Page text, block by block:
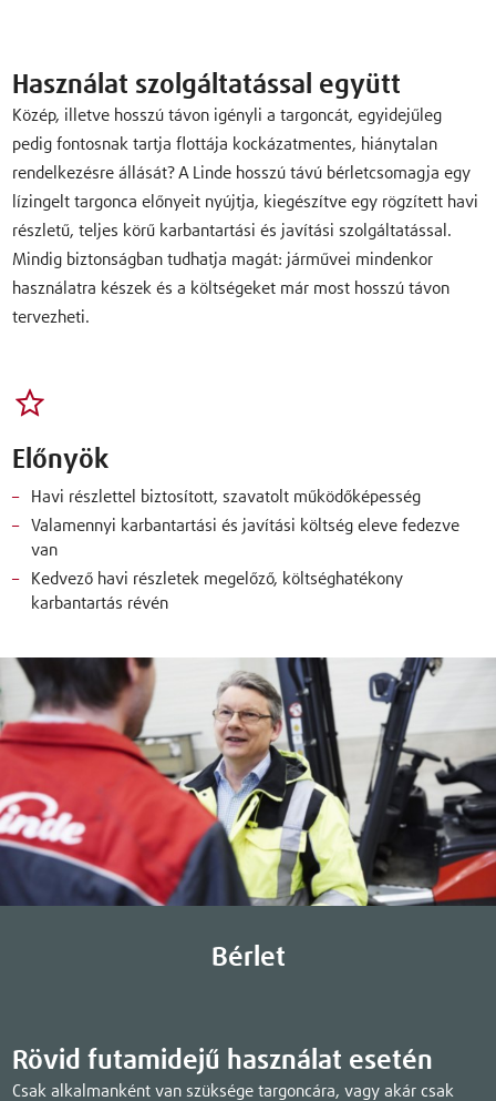
Használat szolgáltatással együtt
Közép, illetve hosszú távon igényli a targoncát, egyidejűleg
pedig fontosnak tartja flottája kockázatmentes, hiánytalan
rendelkezésre állását? A Linde hosszú távú bérletcsomagja egy
lízingelt targonca előnyeit nyújtja, kiegészítve egy rögzített havi
részletű, teljes körű karbantartási és javítási szolgáltatással.
Mindig biztonságban tudhatja magát: járművei mindenkor
használatra készek és a költségeket már most hosszú távon
tervezheti.
Előnyök
Havi részlettel biztosított, szavatolt működőképesség
Valamennyi karbantartási és javítási költség eleve fedezve
van
Kedvező havi részletek megelőző, költséghatékony
karbantartás révén
Bérlet
Rövid futamidejű használat esetén
Csak alkalmanként van szüksége targoncára, vagy akár csak